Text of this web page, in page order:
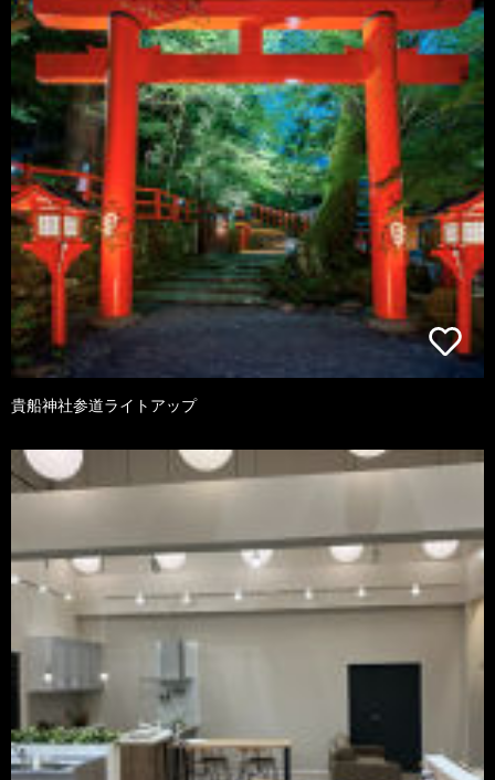
貴船神社参道ライトアップ